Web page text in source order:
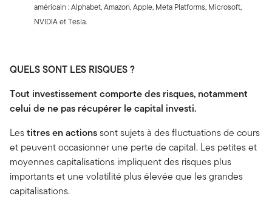
américain : Alphabet, Amazon, Apple, Meta Platforms, Microsoft,
NVIDIA et Tesla.
QUELS SONT LES RISQUES ?
Tout investissement comporte des risques, notamment
celui de ne pas récupérer le capital investi.
Lestitres en actionssont sujets à des fluctuations de cours
et peuvent occasionner une perte de capital. Les petites et
moyennes capitalisations impliquent des risques plus
importants et une volatilité plus élevée que les grandes
capitalisations.